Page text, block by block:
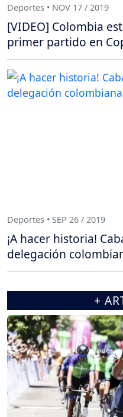
Deportes • NOV 17 / 2019
[VIDEO] Colombia
primer partido en
Deportes • SEP 26 / 2019
¡A hacer historia!
delegación
+